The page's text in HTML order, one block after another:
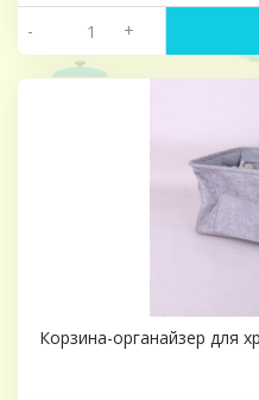
- +
Корзина-органайзер для